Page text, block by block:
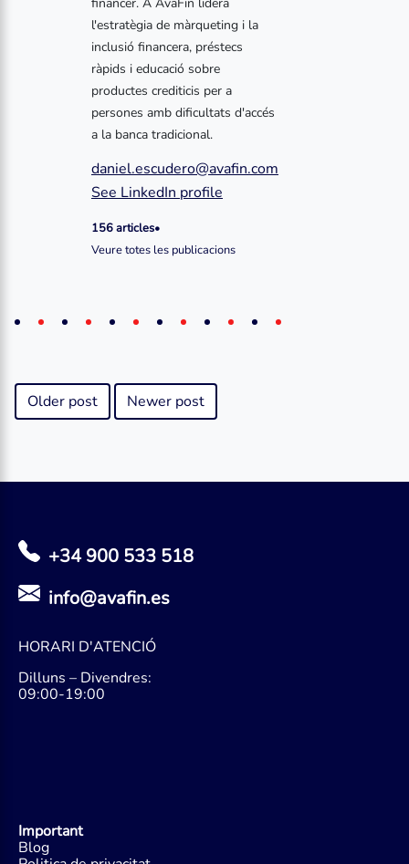
l'estratègia de màrqueting i la
inclusió financera, préstecs
ràpids i educació sobre
productes crediticis per a
persones amb dificultats d'accés
a la banca tradicional.
daniel.escudero@avafin.com
See LinkedIn profile
156 articles•
Veure totes les publicacions
Older post Newer post
+34 900 533 518
info@avafin.es
HORARI D'ATENCIÓ
Dilluns – Divendres:
09:00-19:00
Important
Blog